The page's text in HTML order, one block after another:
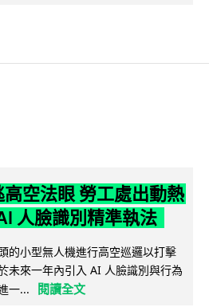
空法眼 勞工處出動熱
人臉識別精準執法
的小型無人機進行高空巡邏以打擊
未來一年內引入 AI 人臉識別與行為
一...
閱讀全文